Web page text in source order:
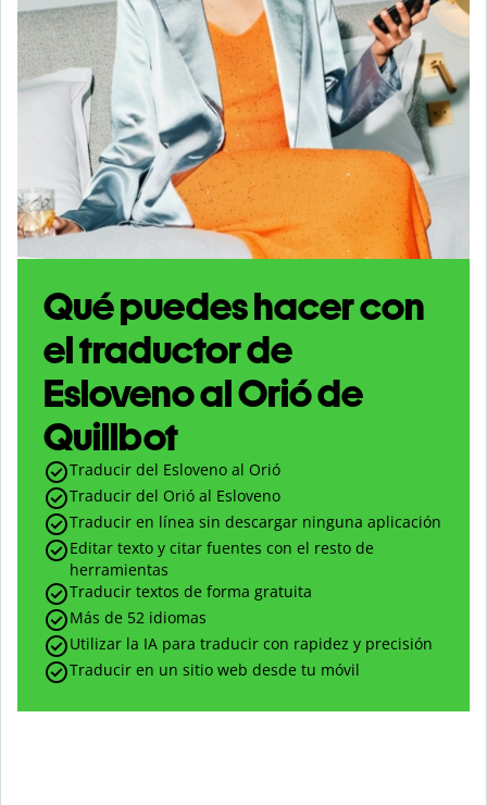
Qué puedes hacer con
el traductor de
Esloveno al Orió de
Quillbot
Traducir del Esloveno al Orió
Traducir del Orió al Esloveno
Traducir en línea sin descargar ninguna aplicación
Editar texto y citar fuentes con el resto de
herramientas
Traducir textos de forma gratuita
Más de 52 idiomas
Utilizar la IA para traducir con rapidez y precisión
Traducir en un sitio web desde tu móvil